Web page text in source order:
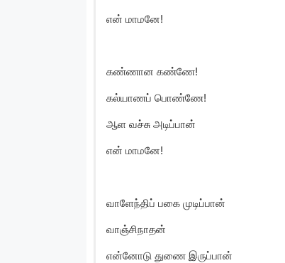
என் மாமனே!
கண்ணான கண்ணே!
கல்யாணப் பொண்ணே!
ஆள வச்சு அடிப்பான்
என் மாமனே!
வாளேந்திப் பகை முடிப்பான்
வாஞ்சிநாதன்
என்னோடு துணை இருப்பான்